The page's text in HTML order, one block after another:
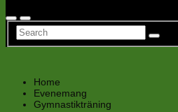
Home
Evenemang
Gymnastikträning